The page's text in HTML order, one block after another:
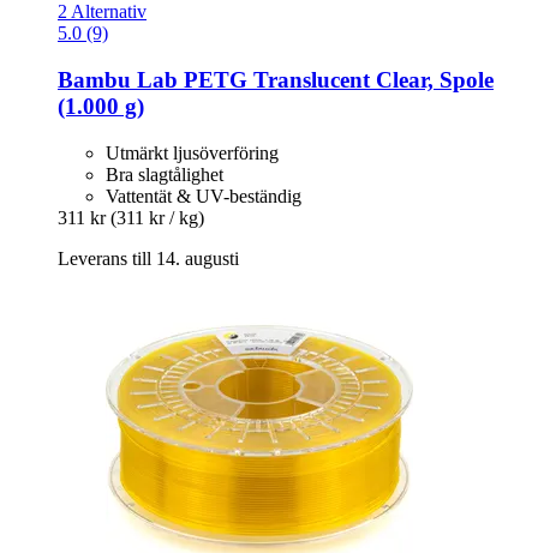
2 Alternativ
5.0 (9)
Bambu Lab PETG Translucent Clear, Spole
(1.000 g)
Utmärkt ljusöverföring
Bra slagtålighet
Vattentät & UV-beständig
311 kr (311 kr / kg)
Leverans till 14. augusti